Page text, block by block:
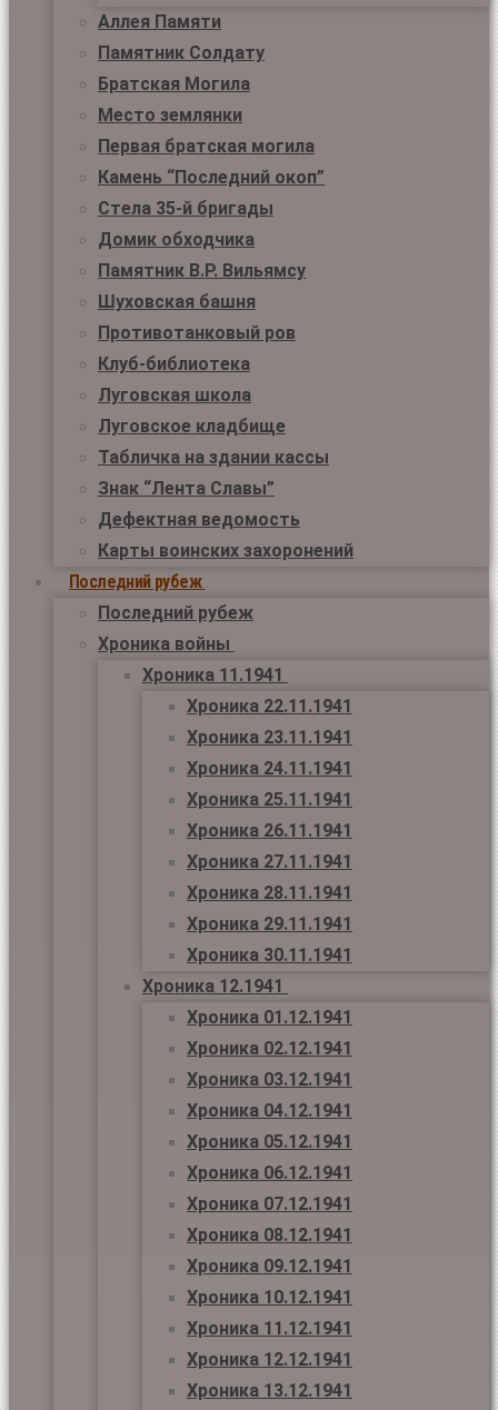
Аллея Памяти
Памятник Солдату
Братская Могила
Место землянки
Первая братская могила
Камень “Последний окоп”
Стела 35-й бригады
Домик обходчика
Памятник В.Р. Вильямсу
Шуховская башня
Противотанковый ров
Клуб-библиотека
Луговская школа
Луговское кладбище
Табличка на здании кассы
Знак “Лента Славы”
Дефектная ведомость
Карты воинских захоронений
Последний рубеж
Последний рубеж
Хроника войны
Хроника 11.1941
Хроника 22.11.1941
Хроника 23.11.1941
Хроника 24.11.1941
Хроника 25.11.1941
Хроника 26.11.1941
Хроника 27.11.1941
Хроника 28.11.1941
Хроника 29.11.1941
Хроника 30.11.1941
Хроника 12.1941
Хроника 01.12.1941
Хроника 02.12.1941
Хроника 03.12.1941
Хроника 04.12.1941
Хроника 05.12.1941
Хроника 06.12.1941
Хроника 07.12.1941
Хроника 08.12.1941
Хроника 09.12.1941
Хроника 10.12.1941
Хроника 11.12.1941
Хроника 12.12.1941
Хроника 13.12.1941